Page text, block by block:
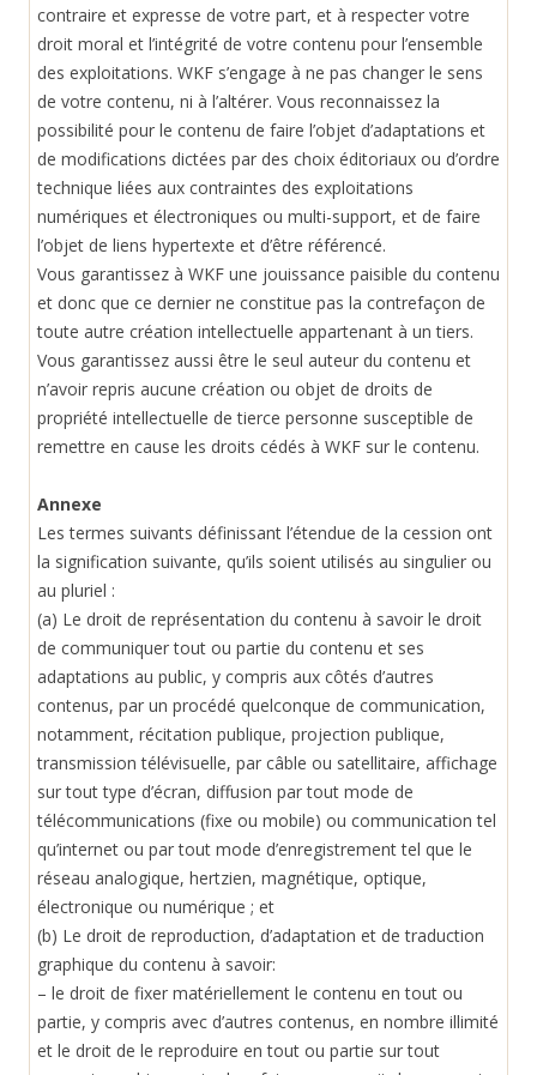
contraire et expresse de votre part, et à respecter votre
droit moral et l’intégrité de votre contenu pour l’ensemble
des exploitations. WKF s’engage à ne pas changer le sens
de votre contenu, ni à l’altérer. Vous reconnaissez la
possibilité pour le contenu de faire l’objet d’adaptations et
de modifications dictées par des choix éditoriaux ou d’ordre
technique liées aux contraintes des exploitations
numériques et électroniques ou multi-support, et de faire
l’objet de liens hypertexte et d’être référencé.
Vous garantissez à WKF une jouissance paisible du contenu
et donc que ce dernier ne constitue pas la contrefaçon de
toute autre création intellectuelle appartenant à un tiers.
Vous garantissez aussi être le seul auteur du contenu et
n’avoir repris aucune création ou objet de droits de
propriété intellectuelle de tierce personne susceptible de
remettre en cause les droits cédés à WKF sur le contenu.
Annexe
Les termes suivants définissant l’étendue de la cession ont
la signification suivante, qu’ils soient utilisés au singulier ou
au pluriel :
(a) Le droit de représentation du contenu à savoir le droit
de communiquer tout ou partie du contenu et ses
adaptations au public, y compris aux côtés d’autres
contenus, par un procédé quelconque de communication,
notamment, récitation publique, projection publique,
transmission télévisuelle, par câble ou satellitaire, affichage
sur tout type d’écran, diffusion par tout mode de
télécommunications (fixe ou mobile) ou communication tel
qu’internet ou par tout mode d’enregistrement tel que le
réseau analogique, hertzien, magnétique, optique,
électronique ou numérique ; et
(b) Le droit de reproduction, d’adaptation et de traduction
graphique du contenu à savoir:
– le droit de fixer matériellement le contenu en tout ou
partie, y compris avec d’autres contenus, en nombre illimité
et le droit de le reproduire en tout ou partie sur tout